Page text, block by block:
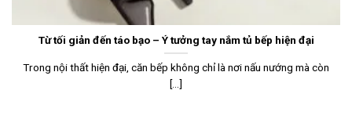
Từ tối giản đến táo bạo – Ý tưởng tay nắm tủ bếp hiện đại
Trong nội thất hiện đại, căn bếp không chỉ là nơi nấu nướng mà còn
[...]